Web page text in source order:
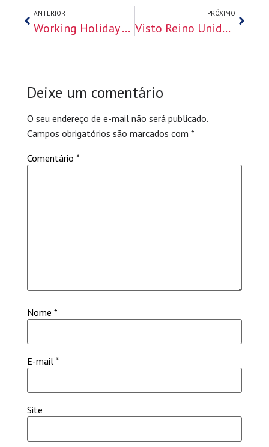
ANTERIOR
Working Holiday Visa Austrália 2026: Guia Completo de Requisitos e Aplicação
PRÓXIMO
Visto Reino Unido 2026: Evite Erros Comuns no Novo Formulário de Imigração
Deixe um comentário
O seu endereço de e-mail não será publicado.
Campos obrigatórios são marcados com *
Comentário *
Nome *
E-mail *
Site